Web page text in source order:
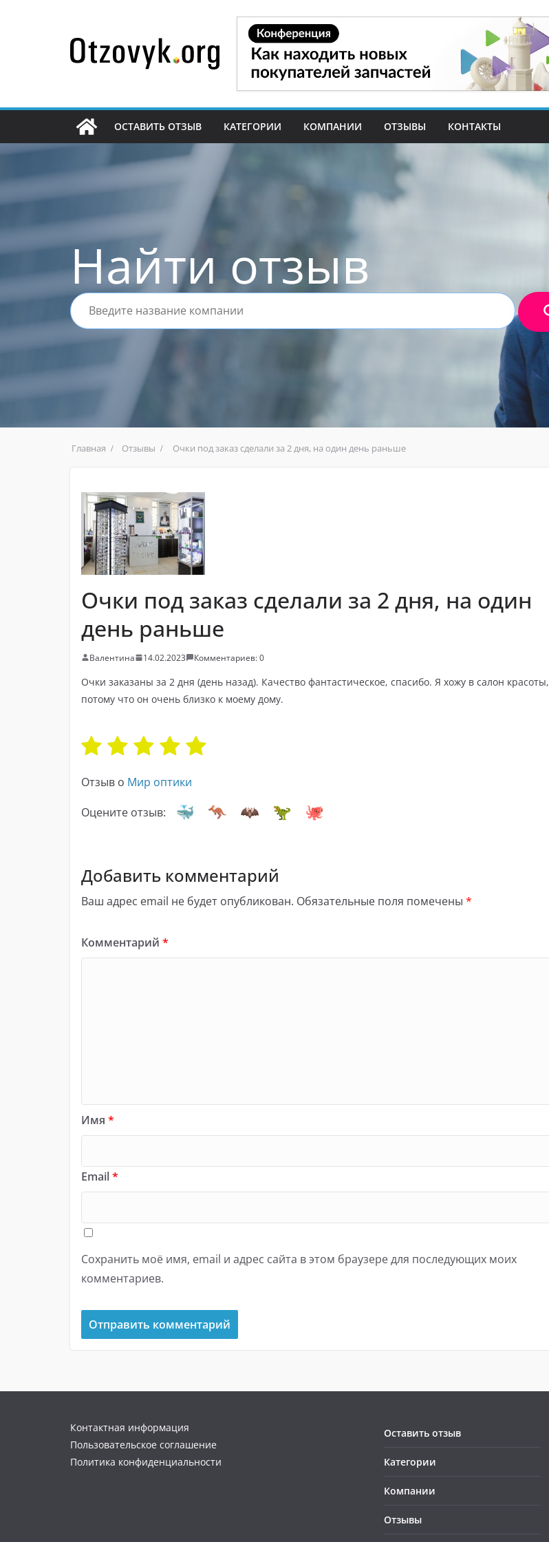
содержимому
ОСТАВИТЬ ОТЗЫВ КАТЕГОРИИ КОМПАНИИ ОТЗЫВЫ КОНТАКТЫ
Найти отзыв
Главная Отзывы Очки под заказ сделали за 2 дня, на один день раньше
Очки под заказ сделали за 2 дня, на один
день раньше
Валентина 14.02.2023 Комментариев: 0
Очки заказаны за 2 дня (день назад). Качество фантастическое, спасибо. Я хожу в салон красоты,
потому что он очень близко к моему дому.
Отзыв о Мир оптики
Оцените отзыв:
Добавить комментарий
Ваш адрес email не будет опубликован. Обязательные поля помечены *
Комментарий *
Имя *
Email*
Сохранить моё имя, email и адрес сайта в этом браузере для последующих моих
комментариев.
Контактная информация
Пользовательское соглашение
Политика конфиденциальности
Оставить отзыв
Категории
Компании
Отзывы